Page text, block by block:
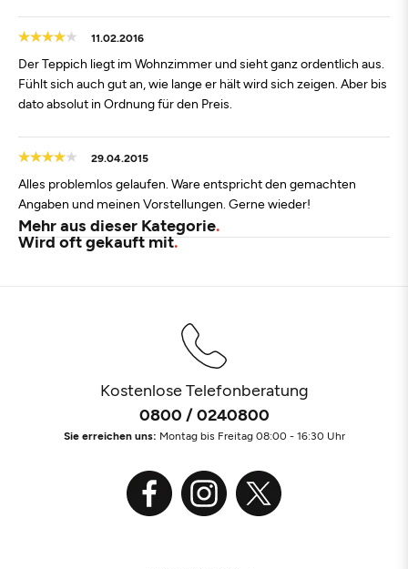
11.02.2016
Der Teppich liegt im Wohnzimmer und sieht ganz ordentlich aus.
Fühlt sich auch gut an, wie lange er hält wird sich zeigen. Aber bis
dato absolut in Ordnung für den Preis.
29.04.2015
Alles problemlos gelaufen. Ware entspricht den gemachten
Angaben und meinen Vorstellungen. Gerne wieder!
Mehr aus dieser Kategorie
Wird oft gekauft mit
Kostenlose Telefonberatung
0800 / 0240800
Sie erreichen uns: Montag bis Freitag 08:00 - 16:30 Uhr